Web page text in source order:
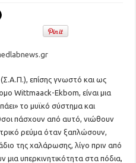
επίσης γνωστό και ως
Wittmaack-Ekbom, είναι μια
το μυϊκό σύστημα και
πάσχουν από αυτό, νιώθουν
ρεύμα όταν ξαπλώσουν,
της χαλάρωσης, λίγο πριν από
υπερκινητικότητα στα πόδια,